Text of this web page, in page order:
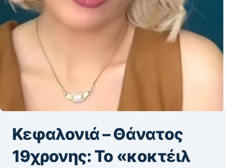
Κεφαλονιά – Θάνατος
19χρονης: Το «κοκτέιλ